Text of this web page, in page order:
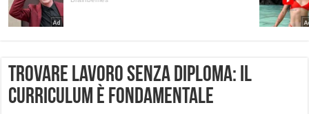
Trovare lavoro senza diploma: il
curriculum è fondamentale